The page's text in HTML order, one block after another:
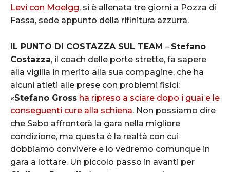
Levi con Moelgg, si è allenata tre giorni a Pozza di
Fassa, sede appunto della rifinitura azzurra.
IL PUNTO DI COSTAZZA SUL TEAM – Stefano
Costazza, il coach delle porte strette, fa sapere
alla vigilia in merito alla sua compagine, che ha
alcuni atleti alle prese con problemi fisici:
«Stefano Gross ha ripreso a sciare dopo i guai e le
conseguenti cure alla schiena. Non possiamo dire
che Sabo affronterà la gara nella migliore
condizione, ma questa è la realtà con cui
dobbiamo convivere e lo vedremo comunque in
gara a lottare. Un piccolo passo in avanti per